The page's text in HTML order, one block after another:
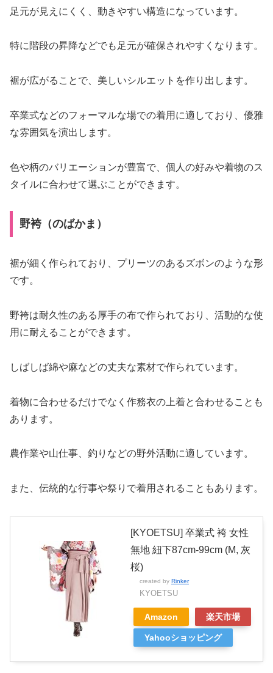
足元が見えにくく、動きやすい構造になっています。
特に階段の昇降などでも足元が確保されやすくなります。
裾が広がることで、美しいシルエットを作り出します。
卒業式などのフォーマルな場での着用に適しており、優雅
な雰囲気を演出します。
色や柄のバリエーションが豊富で、個人の好みや着物のス
タイルに合わせて選ぶことができます。
野袴（のばかま）
裾が細く作られており、プリーツのあるズボンのような形
です。
野袴は耐久性のある厚手の布で作られており、活動的な使
用に耐えることができます。
しばしば綿や麻などの丈夫な素材で作られています。
着物に合わせるだけでなく作務衣の上着と合わせることも
あります。
農作業や山仕事、釣りなどの野外活動に適しています。
また、伝統的な行事や祭りで着用されることもあります。
[KYOETSU] 卒業式 袴 女性
無地 紐下87cm-99cm (M, 灰
桜)
created by Rinker
KYOETSU
Amazon 楽天市場
Yahooショッピング